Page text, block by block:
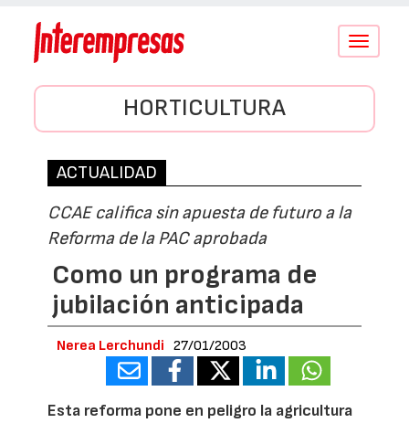
Conmutar
HORTICULTURA
ACTUALIDAD
CCAE califica sin apuesta de futuro a la
Reforma de la PAC aprobada
Como un programa de
jubilación anticipada
Nerea Lerchundi 27/01/2003
Esta reforma pone en peligro la agricultura